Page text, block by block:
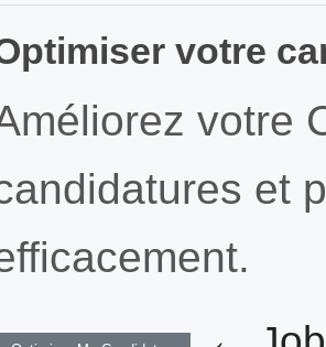
votre
votre
et